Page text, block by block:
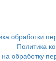
обработки
Политика
обработку